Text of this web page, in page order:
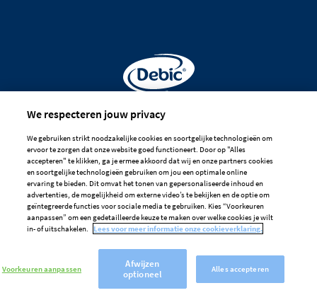
Gemaakt voor
professionele
handen
Aanmelden voor de nieuwsbrief
Contact
Veelgestelde Vragen
We respecteren jouw privacy
We gebruiken strikt noodzakelijke cookies en soortgelijke technologieën om
ervoor te zorgen dat onze website goed functioneert. Door op "Alles
accepteren" te klikken, ga je ermee akkoord dat wij en onze partners cookies
en soortgelijke technologieën gebruiken om jou een optimale online
ervaring te bieden. Dit omvat het tonen van gepersonaliseerde inhoud en
advertenties, de mogelijkheid om externe video’s te bekijken en de optie om
geïntegreerde functies voor sociale media te gebruiken. Kies “Voorkeuren
aanpassen” om een gedetailleerde keuze te maken over welke cookies je wilt
in- of uitschakelen.
Lees voor meer informatie onze cookieverklaring.
Voorkeuren aanpassen
Afwijzen
optioneel
Alles accepteren